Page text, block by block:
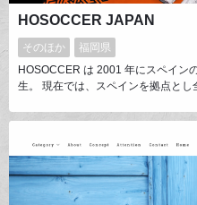
HOSOCCER JAPAN
そのほか
福岡県
HOSOCCER は 2001 年にスペイ
生。 現在では、スペインを拠点と
HOSOCCER International のブラン
ーのレベルの 底上げを使命に様々